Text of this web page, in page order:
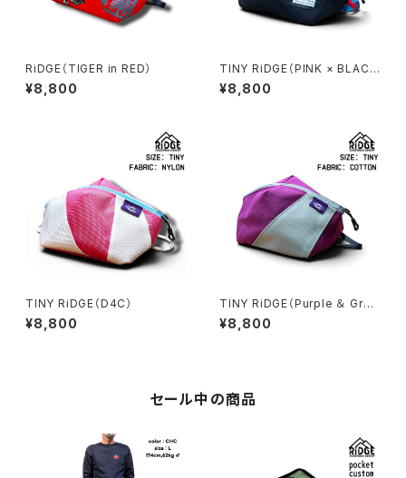
RiDGE（TIGER in RED）
¥8,800
TINY RiDGE（PINK × BLAC
K）
¥8,800
TINY RiDGE（D4C）
¥8,800
TINY RiDGE（Purple ＆ Gra
y）
¥8,800
セール中の商品